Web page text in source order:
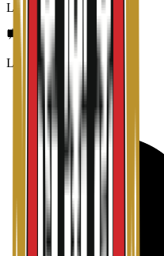
Lønn og betingelser
Lederskap